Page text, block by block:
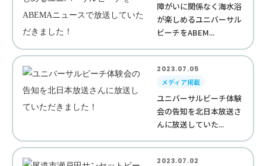
障がいに関係なく海水浴
が楽しめるユニバーサル
ビーチをABEM...
2023.07.05
メディア掲載
ユニバーサルビーチ体験
会の告知を北日本放送さ
んに放送していた...
2023.07.02